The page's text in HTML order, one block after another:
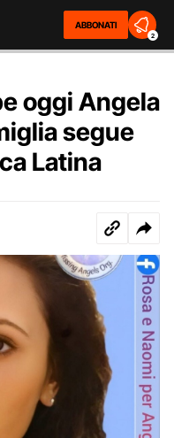
ABBONATI
2
oggi Angela
segue
Latina